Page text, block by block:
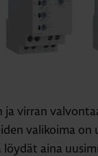
ja virran
valikoima on
löydät aina